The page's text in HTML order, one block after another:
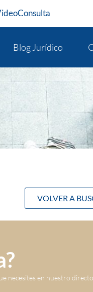
Blog Jurídico
VOLVER A
necesites en nuestro